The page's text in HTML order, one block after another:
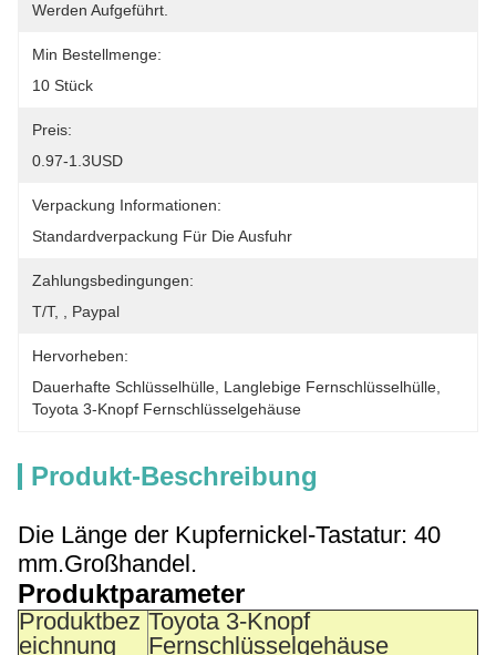
Werden Aufgeführt.
Min Bestellmenge:
10 Stück
Preis:
0.97-1.3USD
Verpackung Informationen:
Standardverpackung Für Die Ausfuhr
Zahlungsbedingungen:
T/T, , Paypal
Hervorheben:
Dauerhafte Schlüsselhülle Langlebige Fernschlüsselhülle
Toyota 3-Knopf Fernschlüsselgehäuse
Produkt-Beschreibung
Die Länge der Kupfernickel-Tastatur: 40
mm.Großhandel.
Produktparameter
Produktbez
eichnung
Toyota 3-Knopf
Fernschlüsselgehäuse